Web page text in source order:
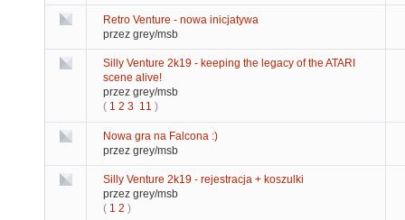
Retro Venture - nowa inicjatywa
przez grey/msb
Silly Venture 2k19 - keeping the legacy of the ATARI
scene alive!
przez grey/msb
( 1 2 3 11 )
Nowa gra na Falcona :)
przez grey/msb
Silly Venture 2k19 - rejestracja + koszulki
przez grey/msb
( 1 2 )